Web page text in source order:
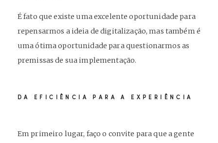
É fato que existe uma excelente oportunidade para
repensarmos a ideia de digitalização, mas também é
uma ótima oportunidade para questionarmos as
premissas de sua implementação.
DA EFICIÊNCIA PARA A EXPERIÊNCIA
Em primeiro lugar, faço o convite para que a gente